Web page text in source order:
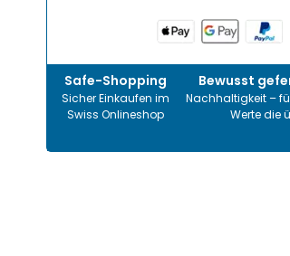
Safe-Shopping
Sicher Einkaufen im
Swiss Onlineshop
Bewusst
Nachhaltigkeit –
Werte die